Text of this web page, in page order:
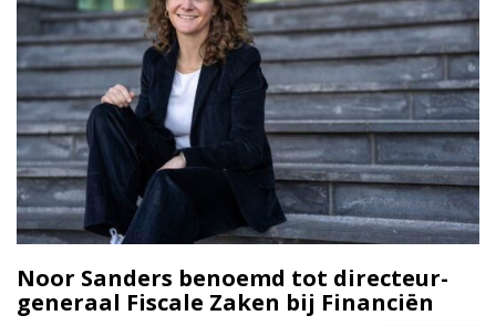
Noor Sanders benoemd tot directeur-
generaal Fiscale Zaken bij Financiën